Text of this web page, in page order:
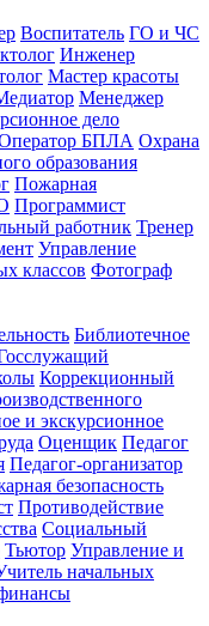
Воспитатель ГО и ЧС
Инженер
Мастер красоты
Менеджер
дело
БПЛА Охрана
образования
Пожарная
Программист
работник Тренер
Управление
классов Фотограф
Библиотечное
Коррекционный
и экскурсионное
Оценщик Педагог
Педагог-организатор
безопасность
Противодействие
Социальный
Тьютор Управление и
начальных